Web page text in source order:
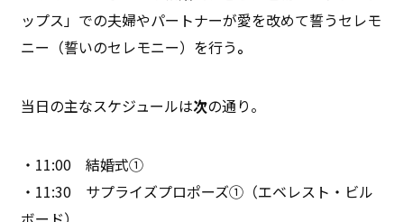
ップス」での夫婦やパートナーが愛を改めて誓うセレモ
ニー（誓いのセレモニー）を行う。
当日の主なスケジュールは次の通り。
・11:00 結婚式①
・11:30 サプライズプロポーズ①（エベレスト・ビル